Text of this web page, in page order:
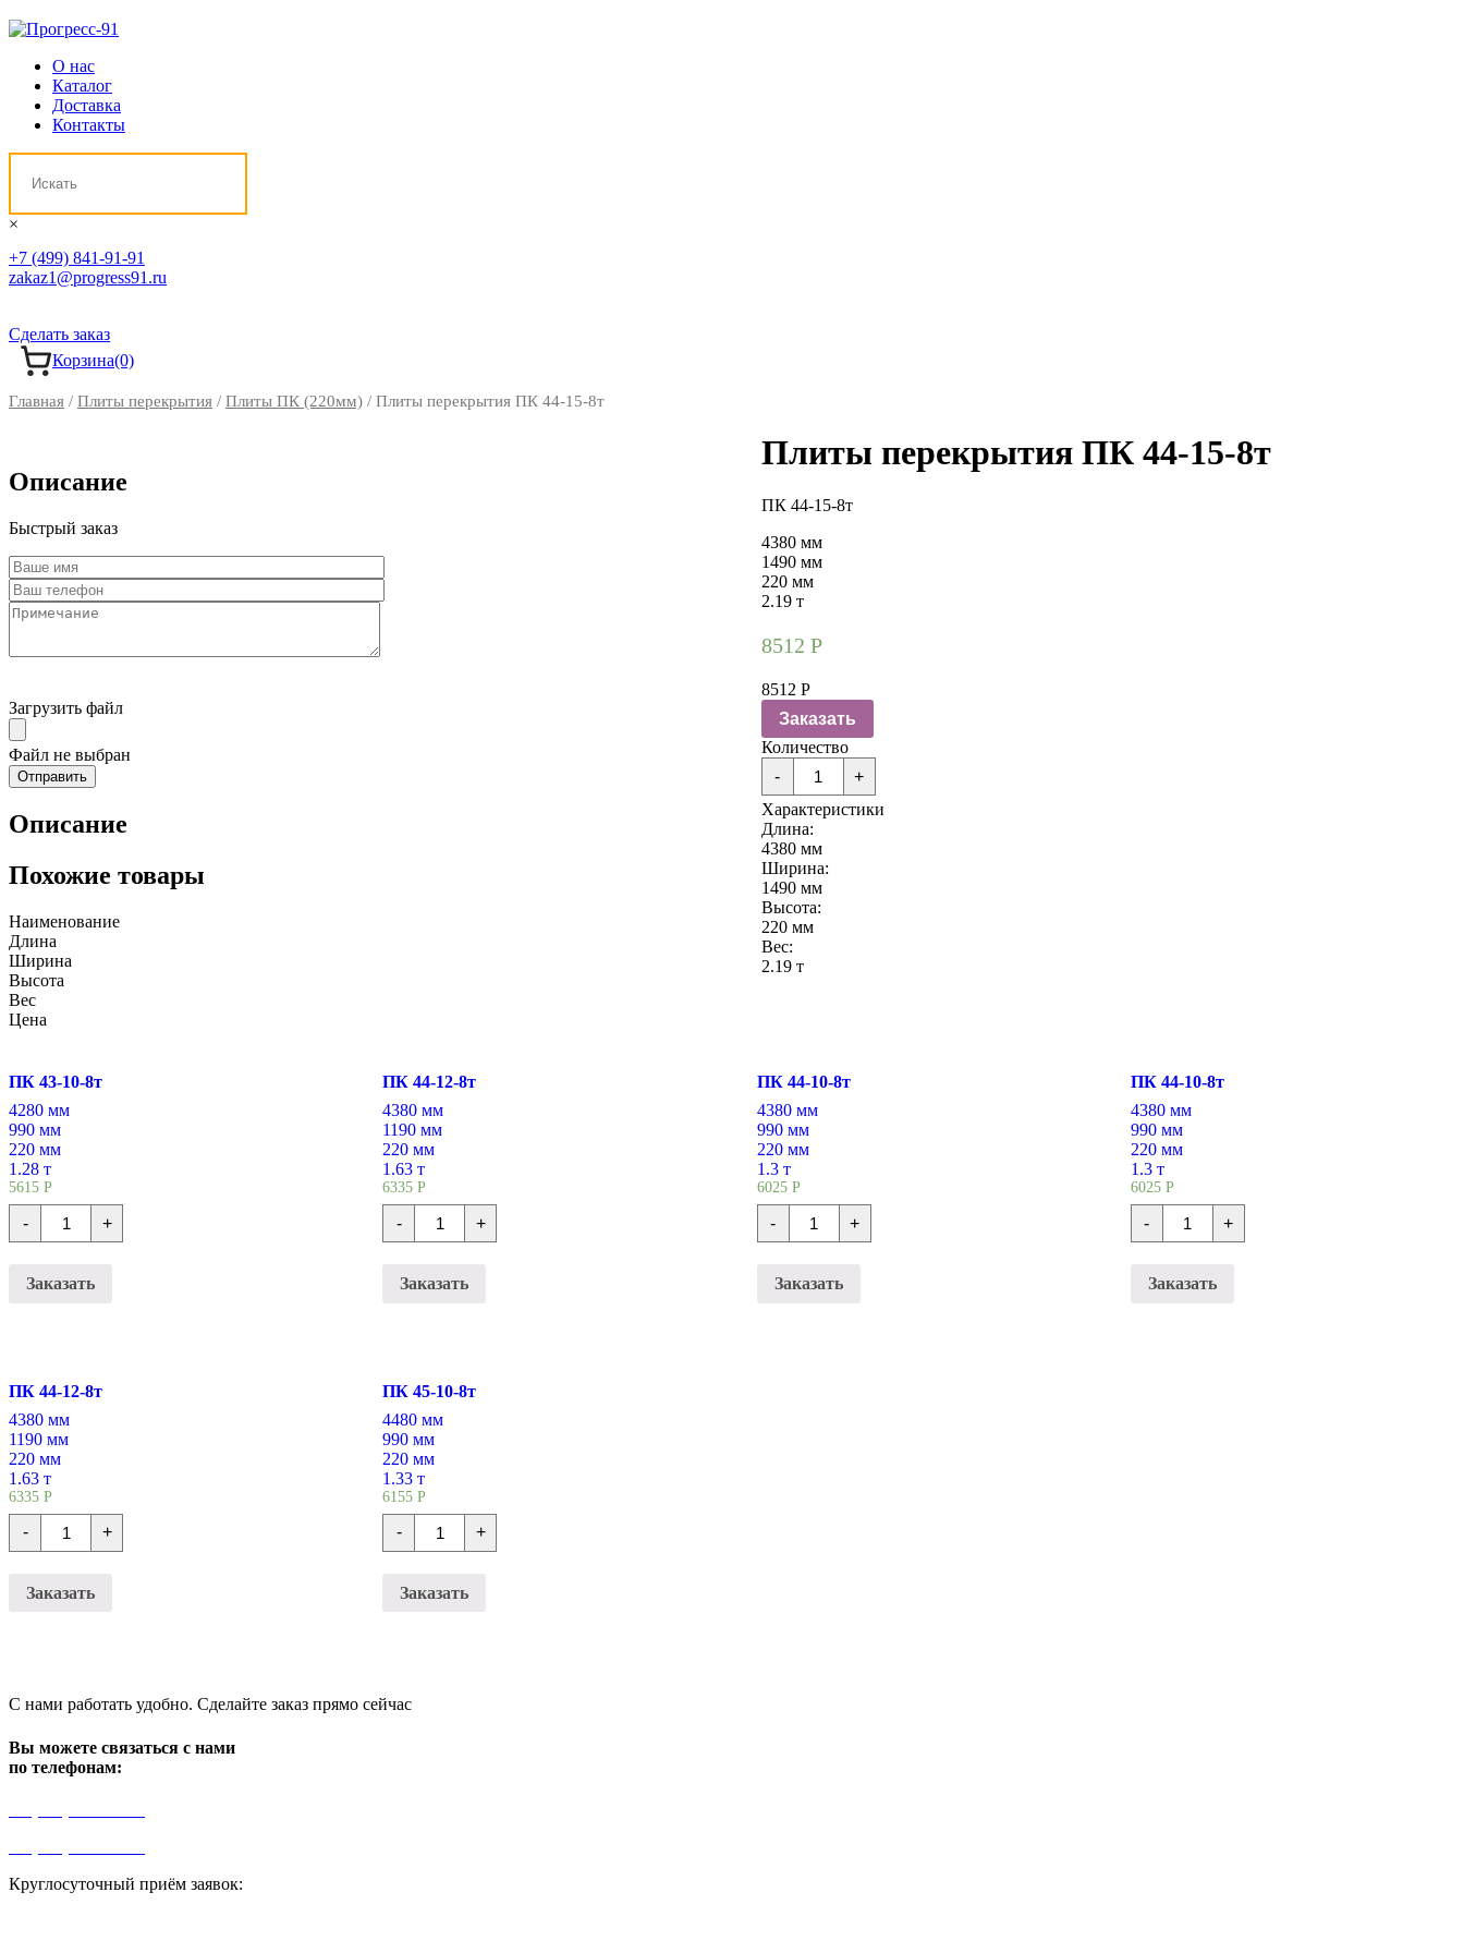
О нас
Каталог
Доставка
Контакты
×
+7 (499) 841-91-91
zakaz1@progress91.ru
Сделать заказ
Корзина(0)
Главная / Плиты перекрытия / Плиты ПК (220мм) / Плиты перекрытия ПК 44-15-8т
Плиты перекрытия ПК 44-15-8т
ПК 44-15-8т
4380 мм
1490 мм
220 мм
2.19 т
8512 Р
8512 Р
Заказать
Количество
-
Плиты
перекрытия
ПК
44-
15-
8т
+
Характеристики
Длина:
4380 мм
Ширина:
1490 мм
Высота:
220 мм
Вес:
2.19 т
Описание
Быстрый заказ
Загрузить файл
Файл не выбран
Описание
Похожие товары
Наименование
Длина
Ширина
Высота
Вес
Цена
ПК 43-10-8т
4280 мм
990 мм
220 мм
1.28 т
5615 Р
-
Плиты
перекрытия
43-
+
Заказать
ПК 44-12-8т
4380 мм
1190 мм
220 мм
1.63 т
6335Р
-
Плиты
перекрытия
44-
+
Заказать
ПК 44-10-8т
4380 мм
990 мм
220 мм
1.3 т
6025 Р
-
Плиты
перекрытия
44-
+
Заказать
ПК 44-10-8т
4380 мм
990 мм
220 мм
1.3 т
6025 Р
-
Плиты
перекрытия
44-
+
Заказать
ПК 44-12-8т
4380 мм
1190 мм
220 мм
1.63 т
6335 Р
-
Плиты
перекрытия
44-
+
Заказать
ПК 45-10-8т
4480 мм
990 мм
220 мм
1.33 т
6155Р
-
Плиты
перекрытия
45-
+
Заказать
С нами работать удобно. Сделайте заказ прямо сейчас
Вы можете связаться с нами
по телефонам:
Круглосуточный приём заявок: